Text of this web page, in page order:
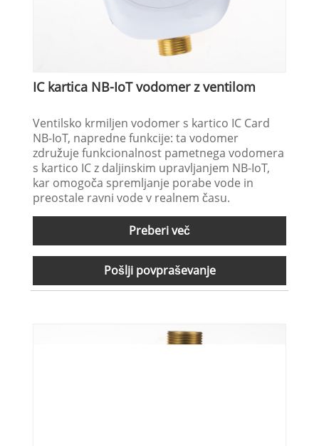
IC kartica NB-IoT vodomer z ventilom
Ventilsko krmiljen vodomer s kartico IC Card
NB-IoT, napredne funkcije: ta vodomer
združuje funkcionalnost pametnega vodomera
s kartico IC z daljinskim upravljanjem NB-IoT,
kar omogoča spremljanje porabe vode in
preostale ravni vode v realnem času.
Preberi več
Pošlji povpraševanje